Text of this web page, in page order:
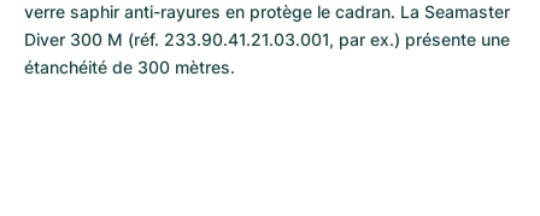
verre saphir anti-rayures en protège le cadran. La Seamaster
Diver 300 M (réf. 233.90.41.21.03.001, par ex.) présente une
étanchéité de 300 mètres.